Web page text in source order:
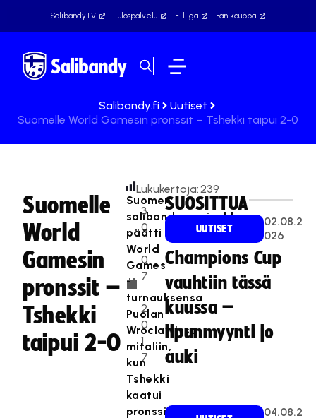
SalibandyTV Tulospalvelu F-liiga Fanikauppa
Salibandy.fi
Uutiset
Suomelle World Gamesin pronssit – Tshekki taipui 2-0
Suomelle
World
Gamesin
pronssit –
Tshekki
taipui 2-0
3
0
.
0
7
.
2
0
1
7
Lukukertoja:239
Suomen
salibandymaajoukkue
päätti
World
Games
-
turnauksensa
Puolan
Wroclawissa
mitaliin,
kun
Tshekki
kaatui
pronssiottelussa
SUOSITTUA
UUTISET
02.08.2
026
Champions Cup
vauhtiin tässä
kuussa –
lipunmyynti jo
auki
04.08.2